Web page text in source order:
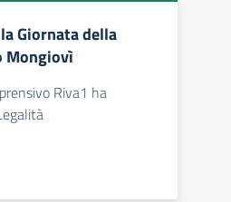
Giornata della
Mongiovì
Riva1 ha